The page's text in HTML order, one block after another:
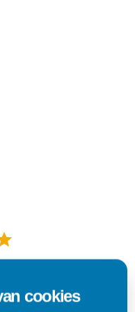
Dus zeker tevreden.."
cookies